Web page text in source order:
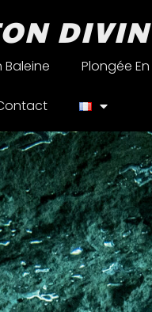
Baleine Plongée